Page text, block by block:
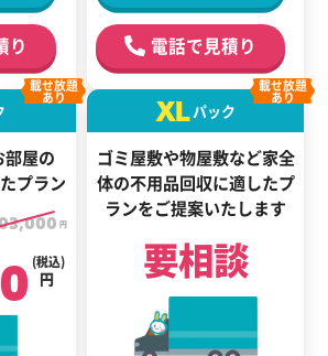
り 電話で見積り
屋の
プラン
載せ放題
あり
円
円
(税込)
XLパック
ゴミ屋敷や物屋敷など家全
体の不用品回収に適したプ
ランをご提案いたします
載せ放題
あり
要相談